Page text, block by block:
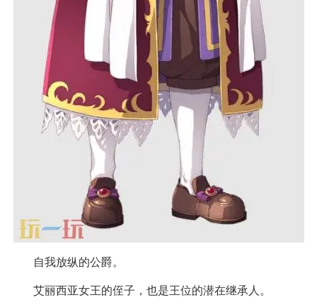
自我放纵的公爵。
艾丽西亚女王的侄子，也是王位的潜在继承人。